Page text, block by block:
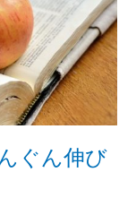
ぐん伸び